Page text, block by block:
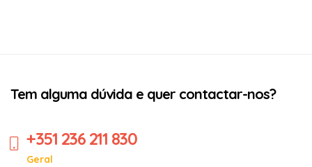
Tem alguma dúvida e quer contactar-nos?
+351 236 211 830
Geral